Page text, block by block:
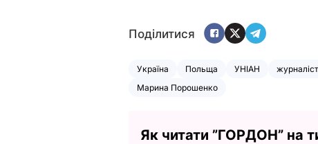
Поділитися
Україна Польща УНІАН
Марина Порошенко
Як читати ”ГОРДОН” на